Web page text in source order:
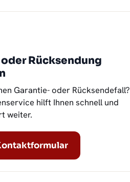
Rücksendung
Garantie- oder Rücksendefall?
hilft Ihnen schnell und
weiter.